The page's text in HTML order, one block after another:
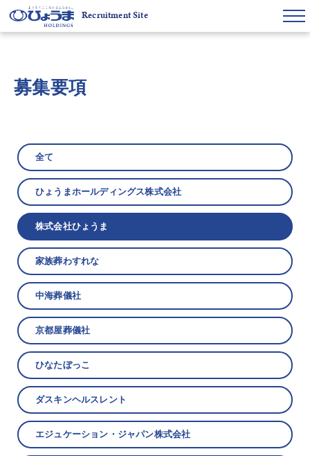
Recruitment Site
募集要項
全て
ひょうまホールディングス株式会社
株式会社ひょうま
家族葬わすれな
中海葬儀社
京都屋葬儀社
ひなたぼっこ
ダスキンヘルスレント
エジュケーション・ジャパン株式会社